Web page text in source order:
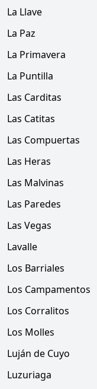
La Llave
La Paz
La Primavera
La Puntilla
Las Carditas
Las Catitas
Las Compuertas
Las Heras
Las Malvinas
Las Paredes
Las Vegas
Lavalle
Los Barriales
Los Campamentos
Los Corralitos
Los Molles
Luján de Cuyo
Luzuriaga